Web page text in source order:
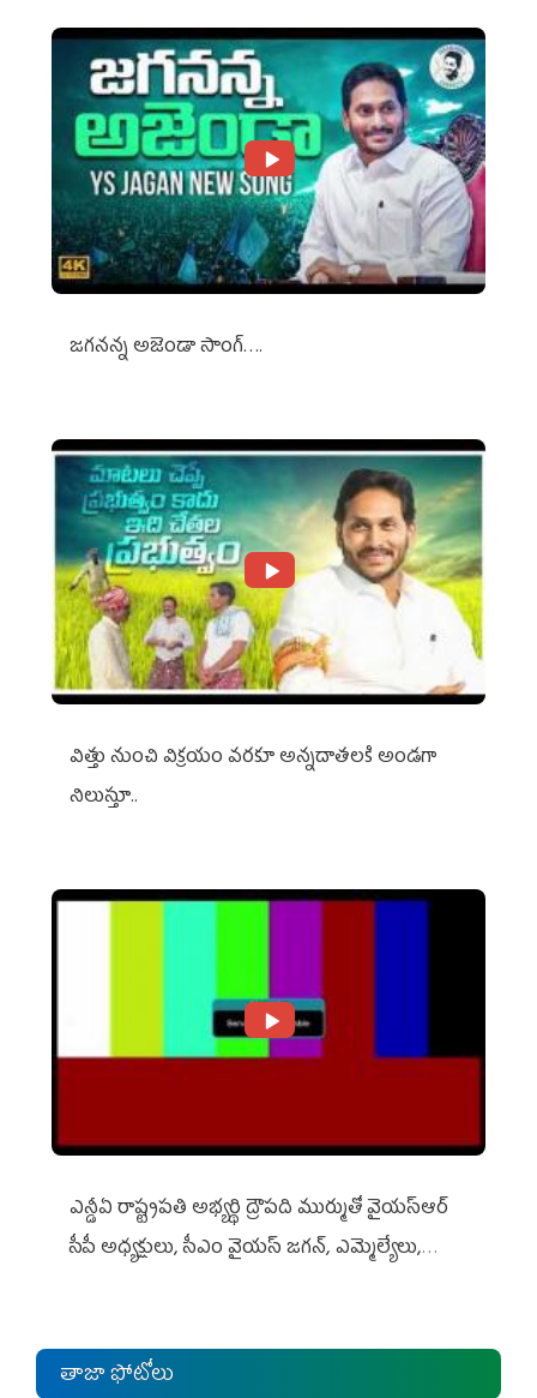
జగనన్న అజెండా సాంగ్….
విత్తు నుంచి విక్రయం వరకూ అన్నదాతలకి అండగా
నిలుస్తూ..
ఎన్డీఏ రాష్ట్ర‌ప‌తి అభ్య‌ర్థి ద్రౌప‌ది ముర్ముతో వైయ‌స్ఆర్
సీపీ అధ్య‌క్షులు, సీఎం వైయ‌స్ జ‌గ‌న్, ఎమ్మెల్యేలు,
తాజా ఫోటోలు